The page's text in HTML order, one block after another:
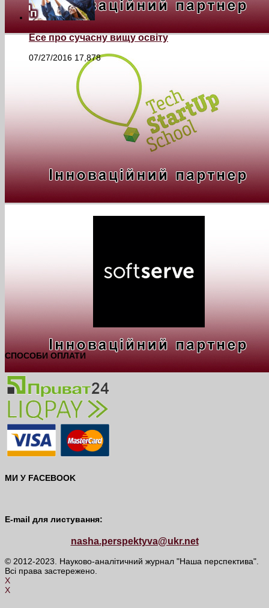
Есе про сучасну вищу освіту
07/27/2016 17,878
СПОСОБИ ОПЛАТИ
МИ У FACEBOOK
E-mail для листування:
nasha.perspektyva@ukr.net
© 2012-2023. Науково-аналітичний журнал "Наша перспектива".
Всі права застережено.
X
X